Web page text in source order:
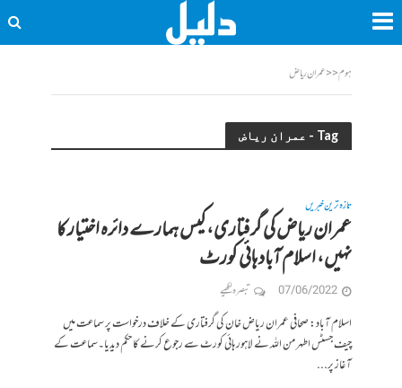
ہوم<<عمران ریاض
Tag - عمران ریاض
تازہ ترین خبریں
عمران ریاض کی گرفتاری، کیس ہمارے دائرہ اختیار کا
نہیں، اسلام آباد ہائی کورٹ
07/06/2022 تبصرہ لکھیے
اسلام آباد: صحافی عمران ریاض خان کی گرفتاری کے خلاف درخواست پر سماعت میں
چیف جسٹس اطہر من اللہ نے لاہور ہائی کورٹ سے رجوع کرنے کا حکم دیدیا۔سماعت کے
آغاز پر...